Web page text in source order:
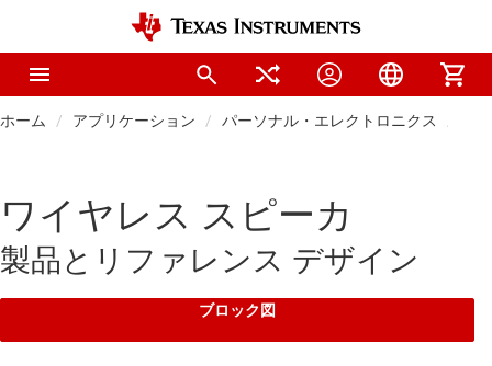
ホーム アプリケーション パーソナル・エレクトロニクス
ワイヤレス スピーカ
製品とリファレンス デザイン
ブロック図